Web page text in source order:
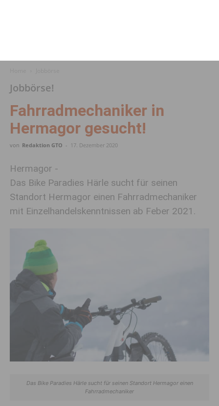
Jobbörse!
Fahrradmechaniker in
Hermagor gesucht!
von Redaktion GTO - 17. Dezember 2020
Hermagor -
Das Bike Paradies Härle sucht für seinen
Standort Hermagor einen Fahrradmechaniker
mit Einzelhandelskenntnissen ab Feber 2021.
Das Bike Paradies Härle sucht für seinen Standort Hermagor einen
Fahrradmechaniker